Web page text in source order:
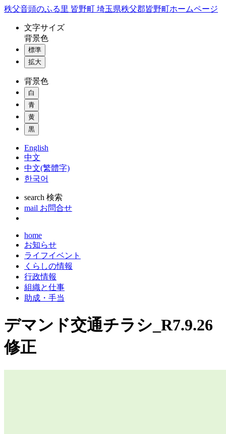
コ
秩父音頭のふる里 皆野町 埼玉県秩父郡皆野町ホームページ
文字サイズ
背景色
標準
拡大
背景色
白
青
黄
黒
English
中文
中文(繁體字)
한국어
search 検索
mail お問合せ
home
お知らせ
ライフイベント
くらしの情報
行政情報
組織と仕事
助成・手当
デマンド交通チラシ_R7.9.26
修正